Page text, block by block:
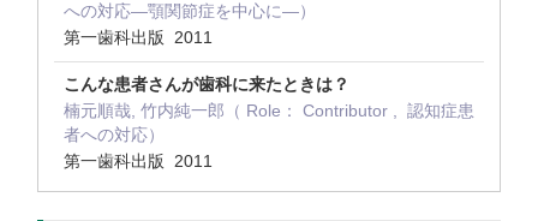
への対応―顎関節症を中心に―）
第一歯科出版 2011
こんな患者さんが歯科に来たときは？
楠元順哉, 竹内純一郎（ Role： Contributor , 認知症患
者への対応）
第一歯科出版 2011